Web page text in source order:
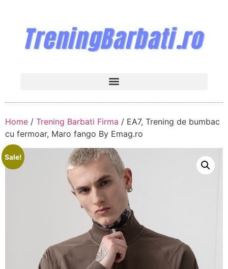
Home / Trening Barbati Firma / EA7, Trening de bumbac
cu fermoar, Maro fango By Emag.ro
Sale!